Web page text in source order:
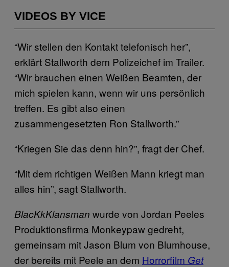
VIDEOS BY VICE
“Wir stellen den Kontakt telefonisch her”,
erklärt Stallworth dem Polizeichef im Trailer.
“Wir brauchen einen Weißen Beamten, der
mich spielen kann, wenn wir uns persönlich
treffen. Es gibt also einen
zusammengesetzten Ron Stallworth.”
“Kriegen Sie das denn hin?”, fragt der Chef.
“Mit dem richtigen Weißen Mann kriegt man
alles hin”, sagt Stallworth.
BlacKkKlansman wurde von Jordan Peeles
Produktionsfirma Monkeypaw gedreht,
gemeinsam mit Jason Blum von Blumhouse,
der bereits mit Peele an dem Horrorfilm Get